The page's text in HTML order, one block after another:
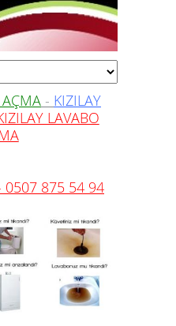
- KIZILAY
LAVABO
0507 875 54 94